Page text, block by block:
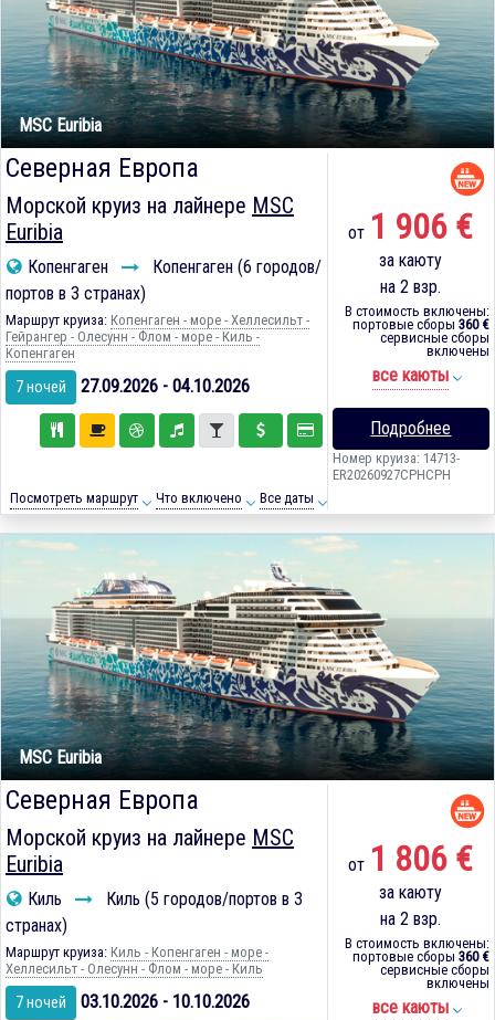
MSC Euribia
Северная Европа
Морской круиз на лайнере MSC
Euribia
Копенгаген
Копенгаген (6 городов/
портов в 3 странах)
Маршрут круиза: Копенгаген - море - Хеллесильт -
Гейрангер - Олесунн - Флом - море - Киль -
Копенгаген
7 ночей 27.09.2026 - 04.10.2026
Посмотреть маршрут Что включено Все даты
от 1 906 €
за каюту
на 2 взр.
В стоимость включены:
портовые сборы 360 €
сервисные сборы
включены
все каюты
Подробнее
Номер круиза: 14713-
ER20260927CPHCPH
MSC Euribia
Северная Европа
Морской круиз на лайнере MSC
Euribia
Киль
Киль (5 городов/портов в 3
странах)
Маршрут круиза: Киль - Копенгаген - море -
Хеллесильт - Олесунн - Флом - море - Киль
7 ночей 03.10.2026 - 10.10.2026
от 1 806 €
за каюту
на 2 взр.
В стоимость включены:
портовые сборы 360 €
сервисные сборы
включены
все каюты